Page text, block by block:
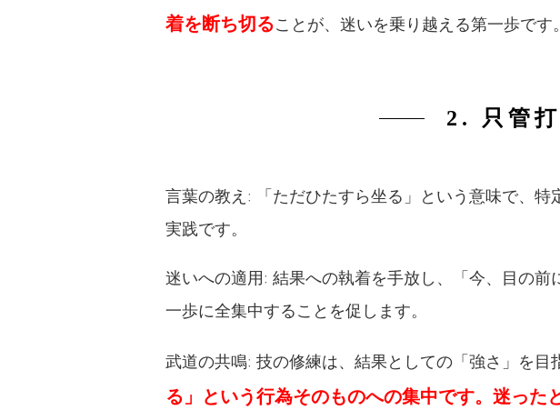
着を断ち切ることが、迷いを乗り越える第一歩です。
2. 只管
言葉の教え: 「ただひたすら坐る」という意味で、
実践です。
迷いへの適用: 結果への執着を手放し、「今、目の
一歩に全集中することを促します。
武道の共鳴: 技の修練は、結果としての「強さ」を目
る」という行為そのものへの集中です。迷っ